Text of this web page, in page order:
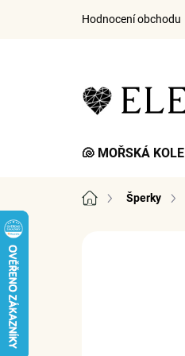
Hodnocení obchodu
🐚 MOŘSKÁ
Domů Šperky